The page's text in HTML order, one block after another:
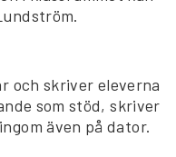
och skriver eleverna
som stöd, skriver
även på dator.